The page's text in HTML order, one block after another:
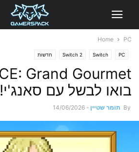
Home PC
PC
Switch
Switch 2 חדשות
בואו לבשל עם סאנג'י!
By תומר שטיין -
14/06/2026